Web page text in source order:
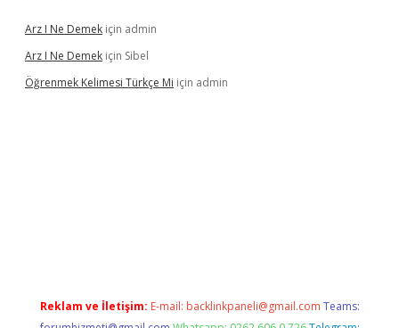
Arz I Ne Demek için admin
Arz I Ne Demek için Sibel
Öğrenmek Kelimesi Türkçe Mi için admin
Reklam ve İletişim: E-mail: backlinkpaneli@gmail.com Teams: